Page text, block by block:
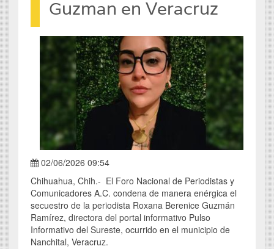
Guzman en Veracruz
02/06/2026 09:54
Chihuahua, Chih.- El Foro Nacional de Periodistas y
Comunicadores A.C. condena de manera enérgica el
secuestro de la periodista Roxana Berenice Guzmán
Ramírez, directora del portal informativo Pulso
Informativo del Sureste, ocurrido en el municipio de
Nanchital, Veracruz.